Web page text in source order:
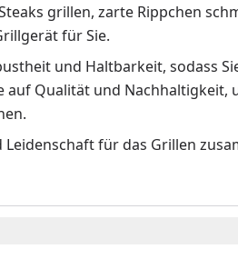
grillen, zarte Rippchen
für Sie.
und Haltbarkeit, sodass
Qualität und Nachhaltigkeit,
für das Grillen